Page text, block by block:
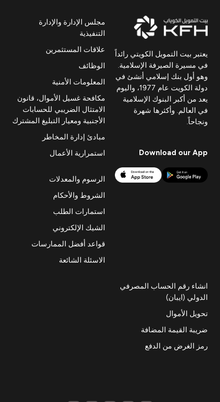
يعتبر بيت التمويل الكويتي رائداً
في مسيرة الصيرفة الإسلامية.
وهو أول بنك إسلامي أنشئ في
دولة الكويت عام 1977، واليوم
يعد من أكبر البنوك الإسلامية
في العالم. وأكثرها شهرة
ونجاحاً.
Download our App
مجلس الإدارة والإدارة
التنفيذية
علاقات المستثمرين
الوظائف
المعلومات الأمنية
مكافحة غسيل الأموال، قانون
الامتثال الضريبي للحسابات
الأجنبية ومعيار التبليغ المشترك
مبادئ إدارة المخاطر
استمرارية الأعمال
الرسوم والمعدلات
الشروط والأحكام
استمارات الطلب
الشيك الإلكتروني
قواعد أفضل الممارسات
الاسئلة الشائعة
انشاء رقم الحساب المصرفي
الدولي (ايبان)
تحويل الأموال
ضريبة القيمة المضافة
رمز الغرض من الدفع